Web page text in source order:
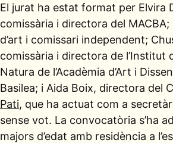
El jurat ha estat format per Elvira
comissària i directora del
d’art i comissari independent;
comissària i directora de l’Institut
Natura de l’Acadèmia d’Art i
Basilea; i Aida Boix, directora del
Pati, que ha actuat com a
sense vot. La convocatòria s’ha
majors d’edat amb residència a